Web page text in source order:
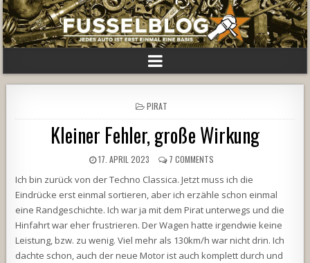
POSTED
IN
PIRAT
Kleiner Fehler, große Wirkung
17. APRIL 2023 7 COMMENTS
Ich bin zurück von der Techno Classica. Jetzt muss ich die
Eindrücke erst einmal sortieren, aber ich erzähle schon einmal
eine Randgeschichte. Ich war ja mit dem Pirat unterwegs und die
Hinfahrt war eher frustrieren. Der Wagen hatte irgendwie keine
Leistung, bzw. zu wenig. Viel mehr als 130km/h war nicht drin. Ich
dachte schon, auch der neue Motor ist auch komplett durch und